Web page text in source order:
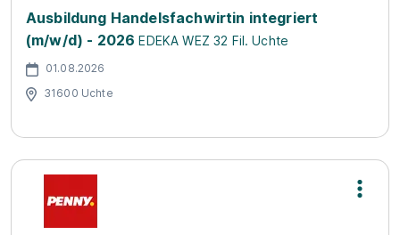
Ausbildung Handelsfachwirtin integriert
(m/w/d) - 2026 EDEKA WEZ 32 Fil. Uchte
01.08.2026
31600 Uchte